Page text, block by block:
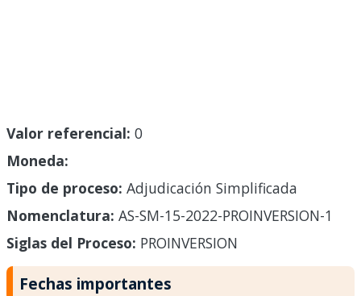
Valor referencial: 0
Moneda:
Tipo de proceso: Adjudicación Simplificada
Nomenclatura: AS-SM-15-2022-PROINVERSION-1
Siglas del Proceso: PROINVERSION
Fechas importantes